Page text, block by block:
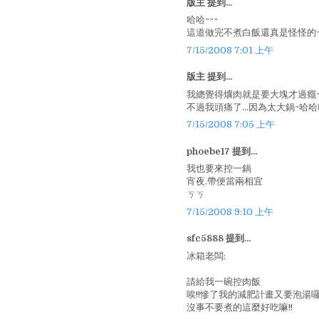
版主 提到...
哈哈~~~
這道做完不煮白飯還真是怪怪的
7/15/2008 7:01 上午
版主 提到...
我總覺得爌肉就是要大塊才過癮
不過我頭痛了...因為太大鍋~哈哈
7/15/2008 7:05 上午
phoebe17 提到...
我也要來控一鍋
宵夜.帶便當兩相宜
ㄎㄎ
7/15/2008 9:10 上午
sfc5888 提到...
冰箱老闆:
請給我一碗控肉飯
唉!!慘了我的減肥計畫又要泡湯
沒事不要煮的這麼好吃嘛!!